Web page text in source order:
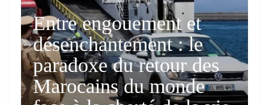
Entre engouement et
désenchantement : le
paradoxe du retour des
Marocains du monde